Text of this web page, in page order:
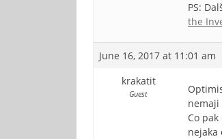
PS:
the
June 16, 2017 at 11:01 am
krakatit
Guest
Co
nejaka